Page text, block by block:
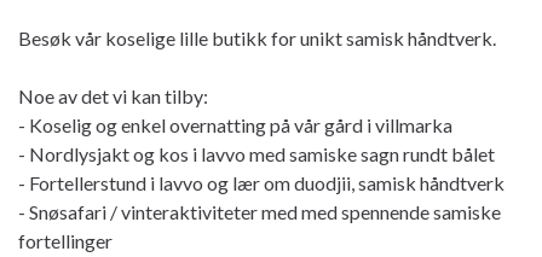
Besøk vår koselige lille butikk for unikt samisk håndtverk.
Noe av det vi kan tilby:
- Koselig og enkel overnatting på vår gård i villmarka
- Nordlysjakt og kos i lavvo med samiske sagn rundt bålet
- Fortellerstund i lavvo og lær om duodjii, samisk håndtverk
- Snøsafari / vinteraktiviteter med med spennende samiske
fortellinger